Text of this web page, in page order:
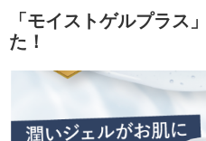
「モイストゲルプラス
た！